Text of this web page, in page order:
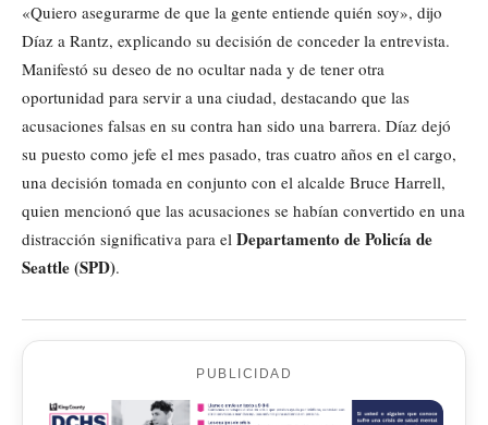
«Quiero asegurarme de que la gente entiende quién soy», dijo
Díaz a Rantz, explicando su decisión de conceder la entrevista.
Manifestó su deseo de no ocultar nada y de tener otra
oportunidad para servir a una ciudad, destacando que las
acusaciones falsas en su contra han sido una barrera. Díaz dejó
su puesto como jefe el mes pasado, tras cuatro años en el cargo,
una decisión tomada en conjunto con el alcalde Bruce Harrell,
quien mencionó que las acusaciones se habían convertido en una
distracción significativa para el Departamento de Policía de
Seattle (SPD).
PUBLICIDAD